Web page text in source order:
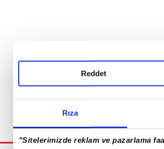
Rıza
"Sitelerimizde reklam ve pazarlama
Reddet